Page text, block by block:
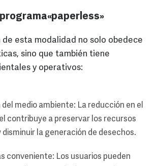
«paperless»
de esta modalidad no solo obedece
sino que también tiene
y operativos:
medio ambiente: La reducción en el
contribuye a preservar los recursos
disminuir la generación de desechos.
conveniente: Los usuarios pueden